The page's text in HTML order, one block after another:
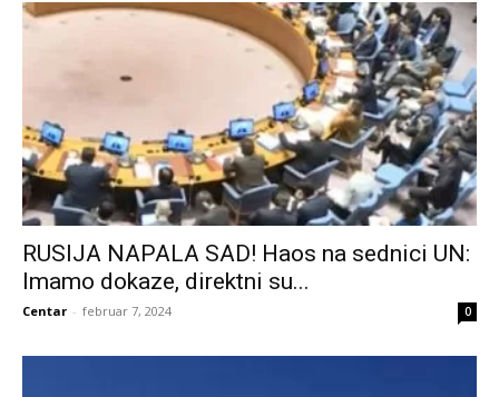
RUSIJA NAPALA SAD! Haos na sednici UN:
Imamo dokaze, direktni su...
Centar - februar 7, 2024 0